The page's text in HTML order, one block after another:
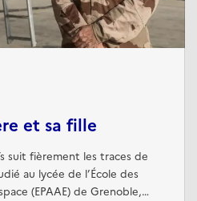
et sa fille
suit fièrement les traces de
au lycée de l’École des
(EPAAE) de Grenoble,